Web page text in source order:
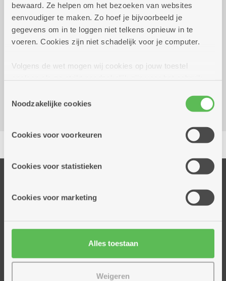
bewaard. Ze helpen om het bezoeken van websites
eenvoudiger te maken. Zo hoef je bijvoorbeeld je
gegevens om in te loggen niet telkens opnieuw in te
voeren. Cookies zijn niet schadelijk voor je computer.
Volgens de wet mogen wij cookies op jouw toestel
cookies hebben we jouw toestemming nodig. Sommige
cookies worden geplaatst door derde partijen die een
informatie over jouw (geanonimiseerd) gebruik van onze
partners kunnen deze gegevens combineren met andere
Noodzakelijke cookies
Cookies voor voorkeuren
Cookies voor statistieken
Cookies voor marketing
Alles toestaan
Weigeren
zaterdag 26 september
2026
00.00 uur tot 00.00
uur
Gratis
2140 Borgerhout
Delen
Thuisdiensten
Assistentiewoningen
Mijn Zorgbedrijf